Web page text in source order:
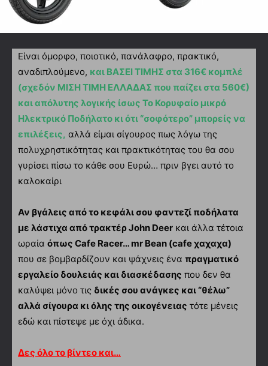
Είναι όμορφο, ποιοτικό, πανάλαφρο, πρακτικό,
αναδιπλούμενο, και ΒΑΣΕΙ ΤΙΜΗΣ στα 316€ κομπλέ
(σχεδόν ΜΙΣΗ ΤΙΜΗ ΕΛΛΑΔΑΣ που παίζει στα 560€)
και απόλυτης λογικής ίσως Το Κορυφαίο μικρό
Ηλεκτρικό Ποδήλατο κι ότι “σοφότερο” μπορείς να
επιλέξεις, αλλά είμαι σίγουρος πως λόγω της
πολυχρηστικότητας και πρακτικότητας του θα σου
γυρίσει πίσω το κάθε σου Ευρώ… πριν βγει αυτό το
καλοκαίρι
Αν βγάλεις από το κεφάλι σου φαντεζί ποδήλατα
με λάστιχα από τρακτέρ John Deer και άλλα τέτοια
ωραία όπως Cafe Racer… mr Bean (cafe χαχαχα)
που σε βομβαρδίζουν και ψάχνεις ένα πραγματικό
εργαλείο δουλειάς και διασκέδασης που δεν θα
καλύψει μόνο τις δικές σου ανάγκες και “θέλω”
αλλά σίγουρα κι όλης της οικογένειας τότε μένεις
εδώ και πίστεψε με όχι άδικα.
Δες όλο το βίντεο και…